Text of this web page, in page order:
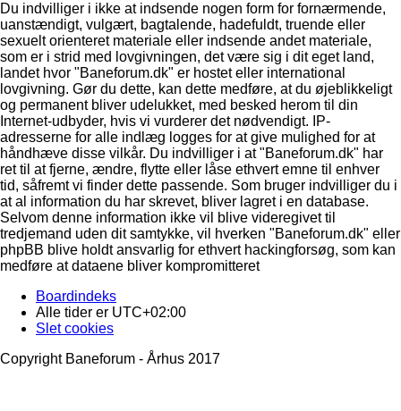
Du indvilliger i ikke at indsende nogen form for fornærmende,
uanstændigt, vulgært, bagtalende, hadefuldt, truende eller
sexuelt orienteret materiale eller indsende andet materiale,
som er i strid med lovgivningen, det være sig i dit eget land,
landet hvor "Baneforum.dk" er hostet eller international
lovgivning. Gør du dette, kan dette medføre, at du øjeblikkeligt
og permanent bliver udelukket, med besked herom til din
Internet-udbyder, hvis vi vurderer det nødvendigt. IP-
adresserne for alle indlæg logges for at give mulighed for at
håndhæve disse vilkår. Du indvilliger i at "Baneforum.dk" har
ret til at fjerne, ændre, flytte eller låse ethvert emne til enhver
tid, såfremt vi finder dette passende. Som bruger indvilliger du i
at al information du har skrevet, bliver lagret i en database.
Selvom denne information ikke vil blive videregivet til
tredjemand uden dit samtykke, vil hverken "Baneforum.dk" eller
phpBB blive holdt ansvarlig for ethvert hackingforsøg, som kan
medføre at dataene bliver kompromitteret
Boardindeks
Alle tider er UTC+02:00
Slet cookies
Copyright Baneforum - Århus 2017